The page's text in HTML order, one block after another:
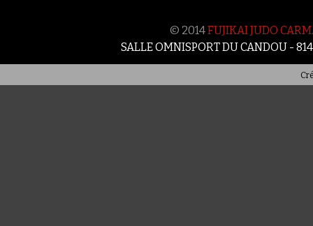
© 2014FUJIKAI JUDO
SALLE OMNISPORT DU CANDOU -